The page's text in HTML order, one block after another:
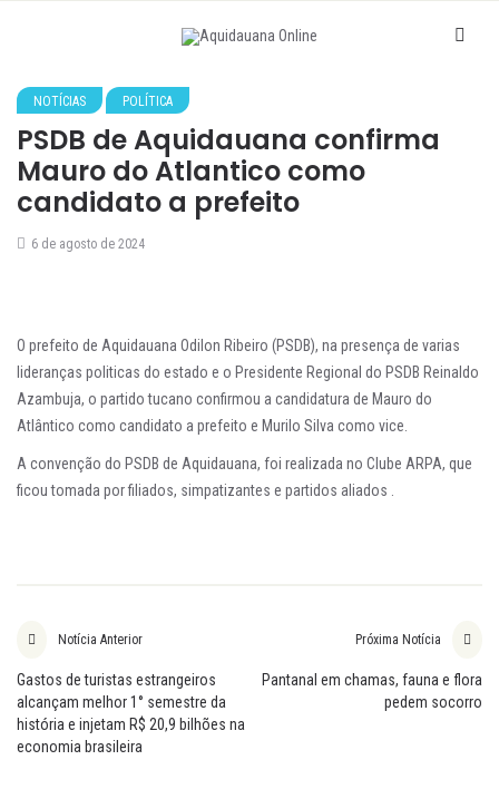
NOTÍCIAS POLÍTICA
PSDB de Aquidauana confirma
Mauro do Atlantico como
candidato a prefeito
6 de agosto de 2024
O prefeito de Aquidauana Odilon Ribeiro (PSDB), na presença de varias
lideranças politicas do estado e o Presidente Regional do PSDB Reinaldo
Azambuja, o partido tucano confirmou a candidatura de Mauro do
Atlântico como candidato a prefeito e Murilo Silva como vice.
A convenção do PSDB de Aquidauana, foi realizada no Clube ARPA, que
ficou tomada por filiados, simpatizantes e partidos aliados .
Notícia Anterior
Gastos de turistas estrangeiros
alcançam melhor 1° semestre da
história e injetam R$ 20,9 bilhões na
economia brasileira
Próxima Notícia
Pantanal em chamas, fauna e flora
pedem socorro